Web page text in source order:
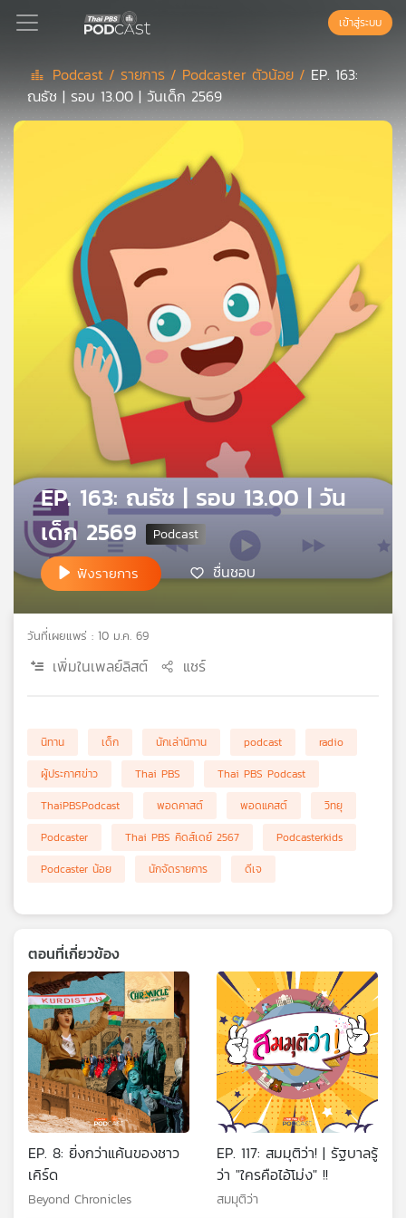
Podcast
เพลง
บทความ
ข่าว
และ
กิจกรรม
เครือ
พี
เอส
แผนที่
วิทยุ
เครือ
ข่าย
เข้าสู่ระบบ
Podcast / รายการ / Podcaster ตัวน้อย / EP. 163:
ณธัช | รอบ 13.00 | วันเด็ก 2569
EP. 163: ณธัช | รอบ 13.00 | วัน
เด็ก 2569
ฟังรายการ ชื่นชอบ
วันที่เผยแพร่ : 10 ม.ค. 69
เพิ่มในเพลย์ลิสต์ แชร์
นิทาน เด็ก นักเล่านิทาน podcast
radio
ผู้ประกาศข่าว
Thai PBS
Thai PBS Podcast
ThaiPBSPodcast
พอดคาสต์ พอดแคสต์
วิทยุ
Podcaster
Thai PBS คิดส์เดย์ 2567
Podcasterkids
Podcaster น้อย
นักจัดรายการ ดีเจ
ตอนที่เกี่ยวข้อง
EP. 8: ยิ่งกว่าแค้นของชาว
เคิร์ด
Beyond Chronicles
EP. 117: สมมุติว่า! | รัฐบาลรู้
ว่า "ใครคือไอ้โม่ง" !!
สมมุติว่า